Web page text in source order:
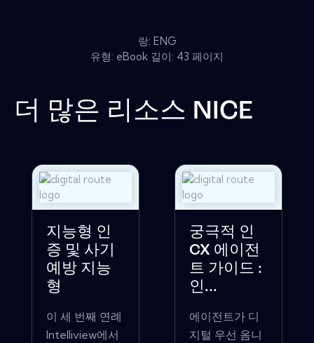
랑: ENG
유형: eBook 길이: 43 페이지
더 많은 리소스 NICE
지능형 인
증 및 사기
예방 지능
형
이 세 번째 연례
Intelliview에서
궁극적 인
CX 에이전
트 가이드 :
인...
에이전트가 디
지털 우선 옴니